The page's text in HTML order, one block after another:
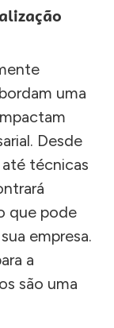
uma
Desde
técnicas
que pode
empresa.
a
são uma